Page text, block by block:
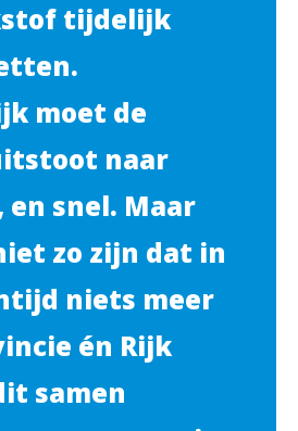
tijdelijk
moet de
naar
en snel. Maar
zo zijn dat in
niets meer
én Rijk
samen